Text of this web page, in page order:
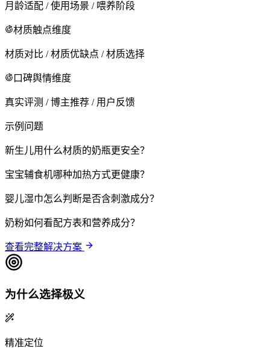
月龄适配 / 使用场景 / 喂养阶段
材质触点维度
材质对比 / 材质优缺点 / 材质选择
口碑舆情维度
真实评测 / 博主推荐 / 用户反馈
示例问题
新生儿用什么材质的奶瓶更安全？
宝宝辅食机哪种加热方式更健康？
婴儿湿巾怎么判断是否含刺激成分？
奶粉如何看配方表和营养成分？
查看完整解决方案
为什么选择极义
精准定位